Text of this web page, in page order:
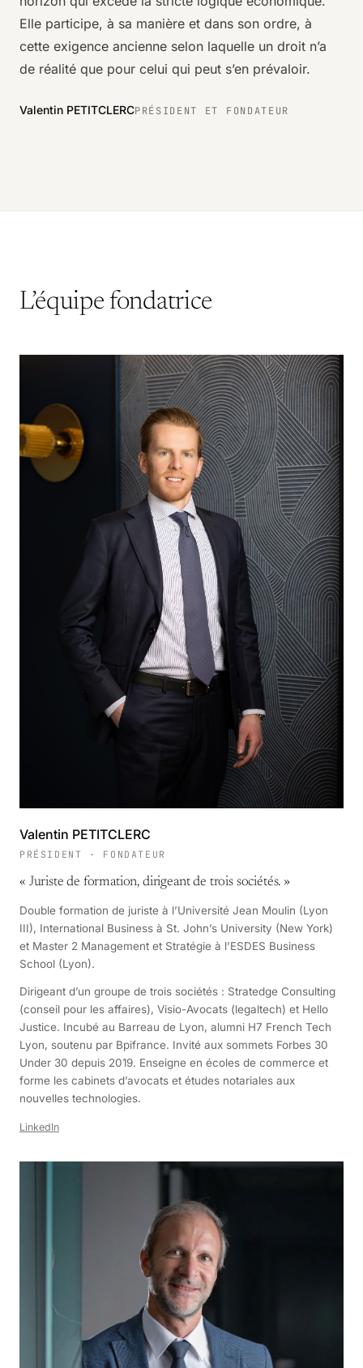
Elle participe, à sa manière et dans son ordre, à
cette exigence ancienne selon laquelle un droit n’a
de réalité que pour celui qui peut s’en prévaloir.
Valentin PETITCLERCPRÉSIDENT ET FONDATEUR
L’équipe fondatrice
Valentin PETITCLERC
PRÉSIDENT · FONDATEUR
« Juriste de formation, dirigeant de trois sociétés. »
Double formation de juriste à l’Université Jean Moulin (Lyon
III), International Business à St. John’s University (New York)
et Master 2 Management et Stratégie à l’ESDES Business
School (Lyon).
Dirigeant d’un groupe de trois sociétés : Stratedge Consulting
(conseil pour les affaires), Visio-Avocats (legaltech) et Hello
Justice. Incubé au Barreau de Lyon, alumni H7 French Tech
Lyon, soutenu par Bpifrance. Invité aux sommets Forbes 30
Under 30 depuis 2019. Enseigne en écoles de commerce et
forme les cabinets d’avocats et études notariales aux
nouvelles technologies.
LinkedIn